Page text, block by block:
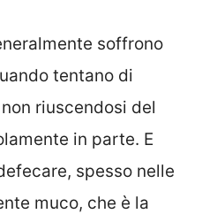
soffrono
tentano di
riuscendosi del
in parte. E
spesso nelle
muco, che è la